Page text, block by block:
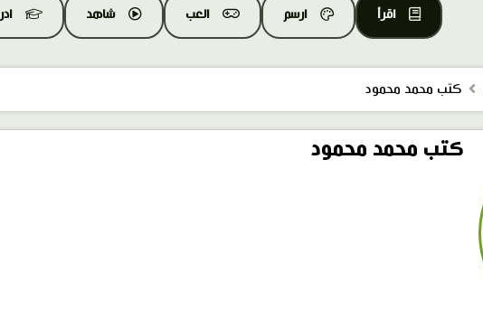
اقرأ ارسم العب شاهد
كتب محمد محمود
كتب محمد محمود